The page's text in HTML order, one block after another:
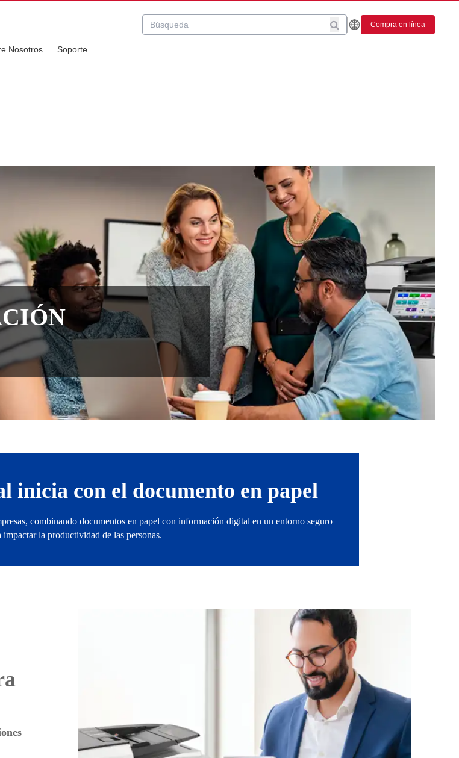
Compra en línea
Nosotros Soporte
con el documento en papel
combinando documentos en papel con información digital en un entorno seguro
la productividad de las personas.